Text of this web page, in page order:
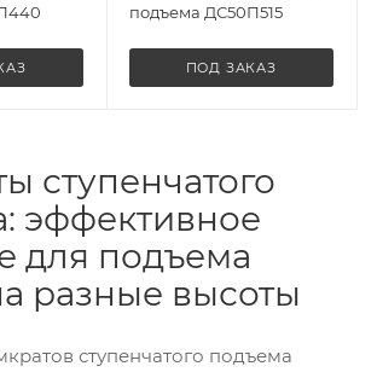
подъема ДС50П515
ПОД ЗАКАЗ
ступенчатого
эффективное
для подъема
разные высоты
ступенчатого подъема